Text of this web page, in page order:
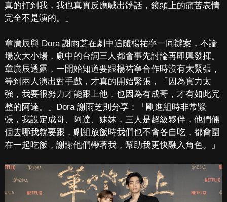
真的打到我，我也真實反應喊出髒話，鏡頭上的痛苦表情
完全不是演的。」
章廣辰與 Dora 謝雨芝在劇中追隨楊祐寧一同辦案，不論
場次大小場，劇中的台詞三人都會事先討論再即興發揮。
章廣辰透露，一開始知道要跟楊祐寧合作時沒有太緊張，
等到兩人演出對手戲，才真的開始緊張，「因為實力太
強，我要很努力才能跟上他，也因為有成哥，才有如此完
整的阿達。」Dora 謝雨芝則分享：「剛進組時非常緊
張，我設定成哥、阿達、妹妹，三人是超級夥伴，他們倆
個去哪我就要跟，劇組放飯時我們也不會各自吃，都會圍
在一起吃飯，謝謝他們帶著我，幫助我更快融入角色。」